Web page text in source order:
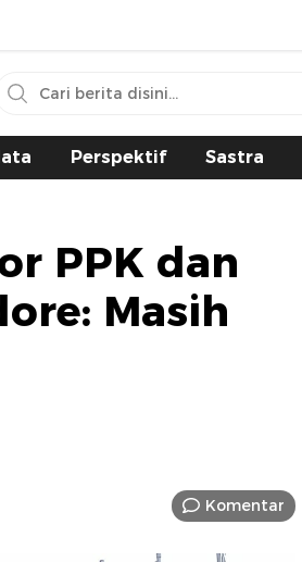
Perspektif Sastra
PPK dan
Masih
Komentar